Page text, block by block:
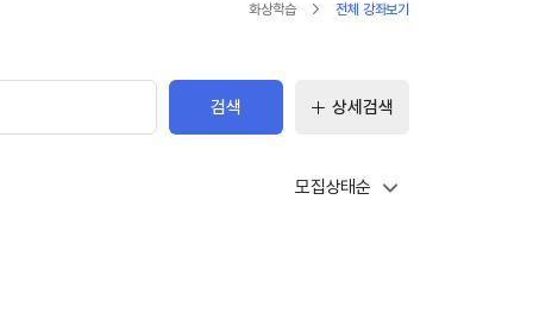
화상학습 전체 강좌보기
검색 상세검색
모집상태순